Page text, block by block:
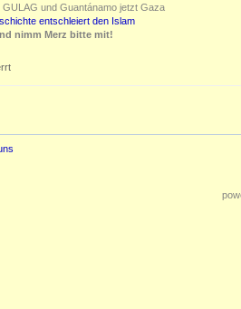
GULAG und Guantánamo jetzt Gaza
entschleiert den Islam
nimm Merz bitte mit!